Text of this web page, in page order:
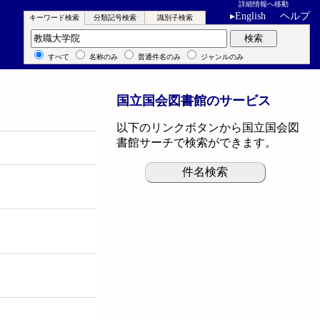
詳細情報へ移動
▸English ヘルプ
キーワード検索 分類記号検索 識別子検索
キーワード検索 検索
すべて 名称のみ 普通件名のみ ジャンルのみ
国立国会図書館のサービス
以下のリンクボタンから国立国会図
書館サーチで検索ができます。
件名検索